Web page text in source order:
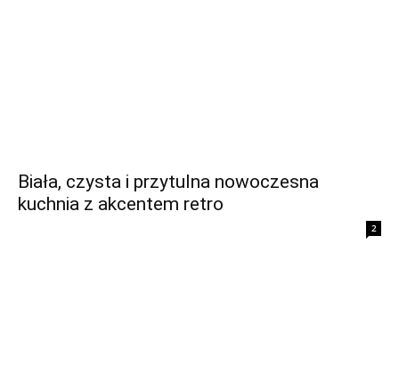
Biała, czysta i przytulna nowoczesna
kuchnia z akcentem retro
2